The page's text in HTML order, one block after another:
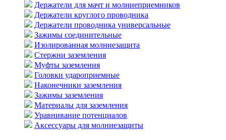
Держатели для мачт и молниеприемников
Держатели круглого проводника
Держатели проводника универсальные
Зажимы соединительные
Изолированная молниезащита
Стержни заземления
Муфты заземления
Головки удароприемные
Наконечники заземления
Зажимы заземления
Материалы для заземления
Уравнивание потенциалов
Аксессуары для молниезащиты